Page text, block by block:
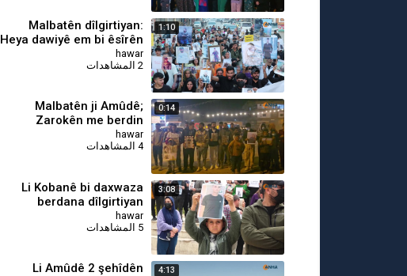
1:10
Malbatên dîlgirtiyan:
Heya dawiyê em bi êsîrên
xwe re ne
hawar
2 المشاهدات
0:14
Malbatên ji Amûdê;
Zarokên me berdin
hawar
4 المشاهدات
3:08
Li Kobanê bi daxwaza
berdana dîlgirtiyan
çalakiyek li dar ket
hawar
5 المشاهدات
4:13
⁣Li Amûdê 2 şehîdên